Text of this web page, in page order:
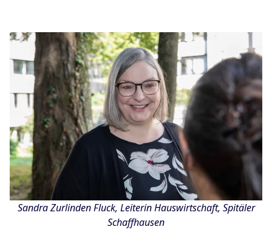
Sandra Zurlinden Fluck, Leiterin Hauswirtschaft, Spitäler
Schaffhausen